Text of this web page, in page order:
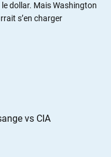
qu’ils en ont l’air,
et ils auraient eux
depuis le coup d’État et
la Turquie d’Erdogan qui
par beaucoup et
uniquement à
est la principale cause de
incarnées par son
le dollar. Mais Washington
s’en charger
vs CIA